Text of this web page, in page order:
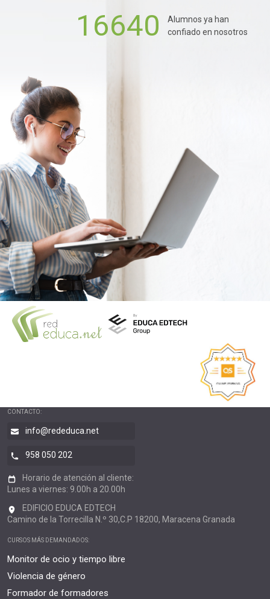
16640
Alumnos ya han
confiado en nosotros
CONTACTO:
info@rededuca.net
958 050 202
Horario de atención al cliente:
Lunes a viernes: 9.00h a 20.00h
EDIFICIO EDUCA EDTECH
Camino de la Torrecilla N.º 30,C.P 18200, Maracena Granada
CURSOS MÁS DEMANDADOS:
Monitor de ocio y tiempo libre
Violencia de género
Formador de formadores